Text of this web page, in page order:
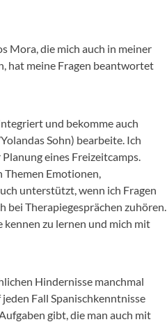
Mora, die mich auch in meiner
hat meine Fragen beantwortet
und bekomme auch
Sohn) bearbeite. Ich
eines Freizeitcamps.
Themen Emotionen,
unterstützt, wenn ich Fragen
bei Therapiegesprächen zuhören.
kennen zu lernen und mich mit
Hindernisse manchmal
Fall Spanischkenntnisse
gibt, die man auch mit